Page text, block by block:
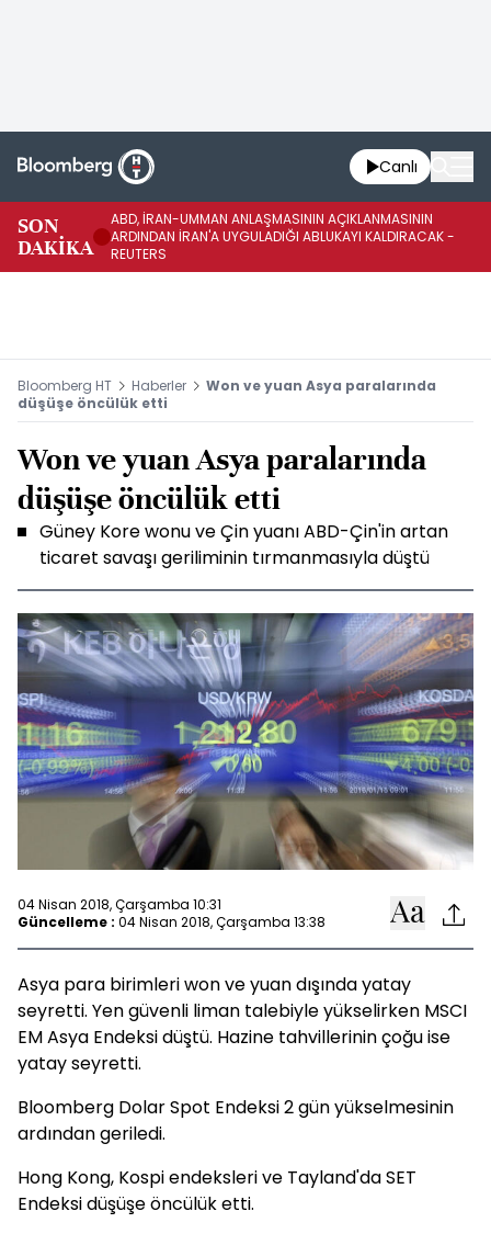
Canlı
SON
DAKİKA
ABD, İRAN-UMMAN ANLAŞMASININ AÇIKLANMASININ
ARDINDAN İRAN'A UYGULADIĞI ABLUKAYI KALDIRACAK -
REUTERS
Bloomberg HT Haberler
Won ve yuan Asya paralarında
düşüşe öncülük etti
Won ve yuan Asya paralarında
düşüşe öncülük etti
Güney Kore wonu ve Çin yuanı ABD-Çin'in artan
ticaret savaşı geriliminin tırmanmasıyla düştü
04 Nisan 2018, Çarşamba 10:31
Güncelleme : 04 Nisan 2018, Çarşamba 13:38
Asya para birimleri won ve yuan dışında yatay
seyretti. Yen güvenli liman talebiyle yükselirken MSCI
EM Asya Endeksi düştü. Hazine tahvillerinin çoğu ise
yatay seyretti.
Bloomberg Dolar Spot Endeksi 2 gün yükselmesinin
ardından geriledi.
Hong Kong, Kospi endeksleri ve Tayland'da SET
Endeksi düşüşe öncülük etti.